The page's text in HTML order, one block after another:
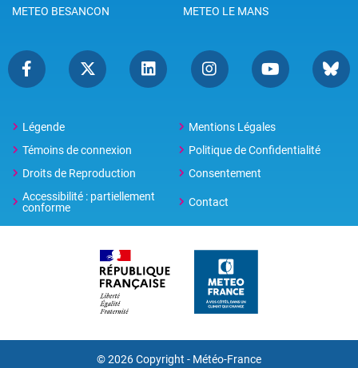
METEO BESANCON
METEO LE MANS
Légende
Mentions Légales
Témoins de connexion
Politique de Confidentialité
Droits de Reproduction
Consentement
Accessibilité : partiellement
conforme
Contact
© 2026 Copyright - Météo-France